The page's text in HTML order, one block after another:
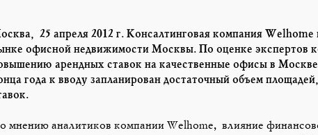
25 апреля 2012 г. Консалтинговая компания Welhome
офисной недвижимости Москвы. По оценке экспертов
арендных ставок на качественные офисы в
года к вводу запланирован достаточный объем
мнению аналитиков компании Welhome, влияние